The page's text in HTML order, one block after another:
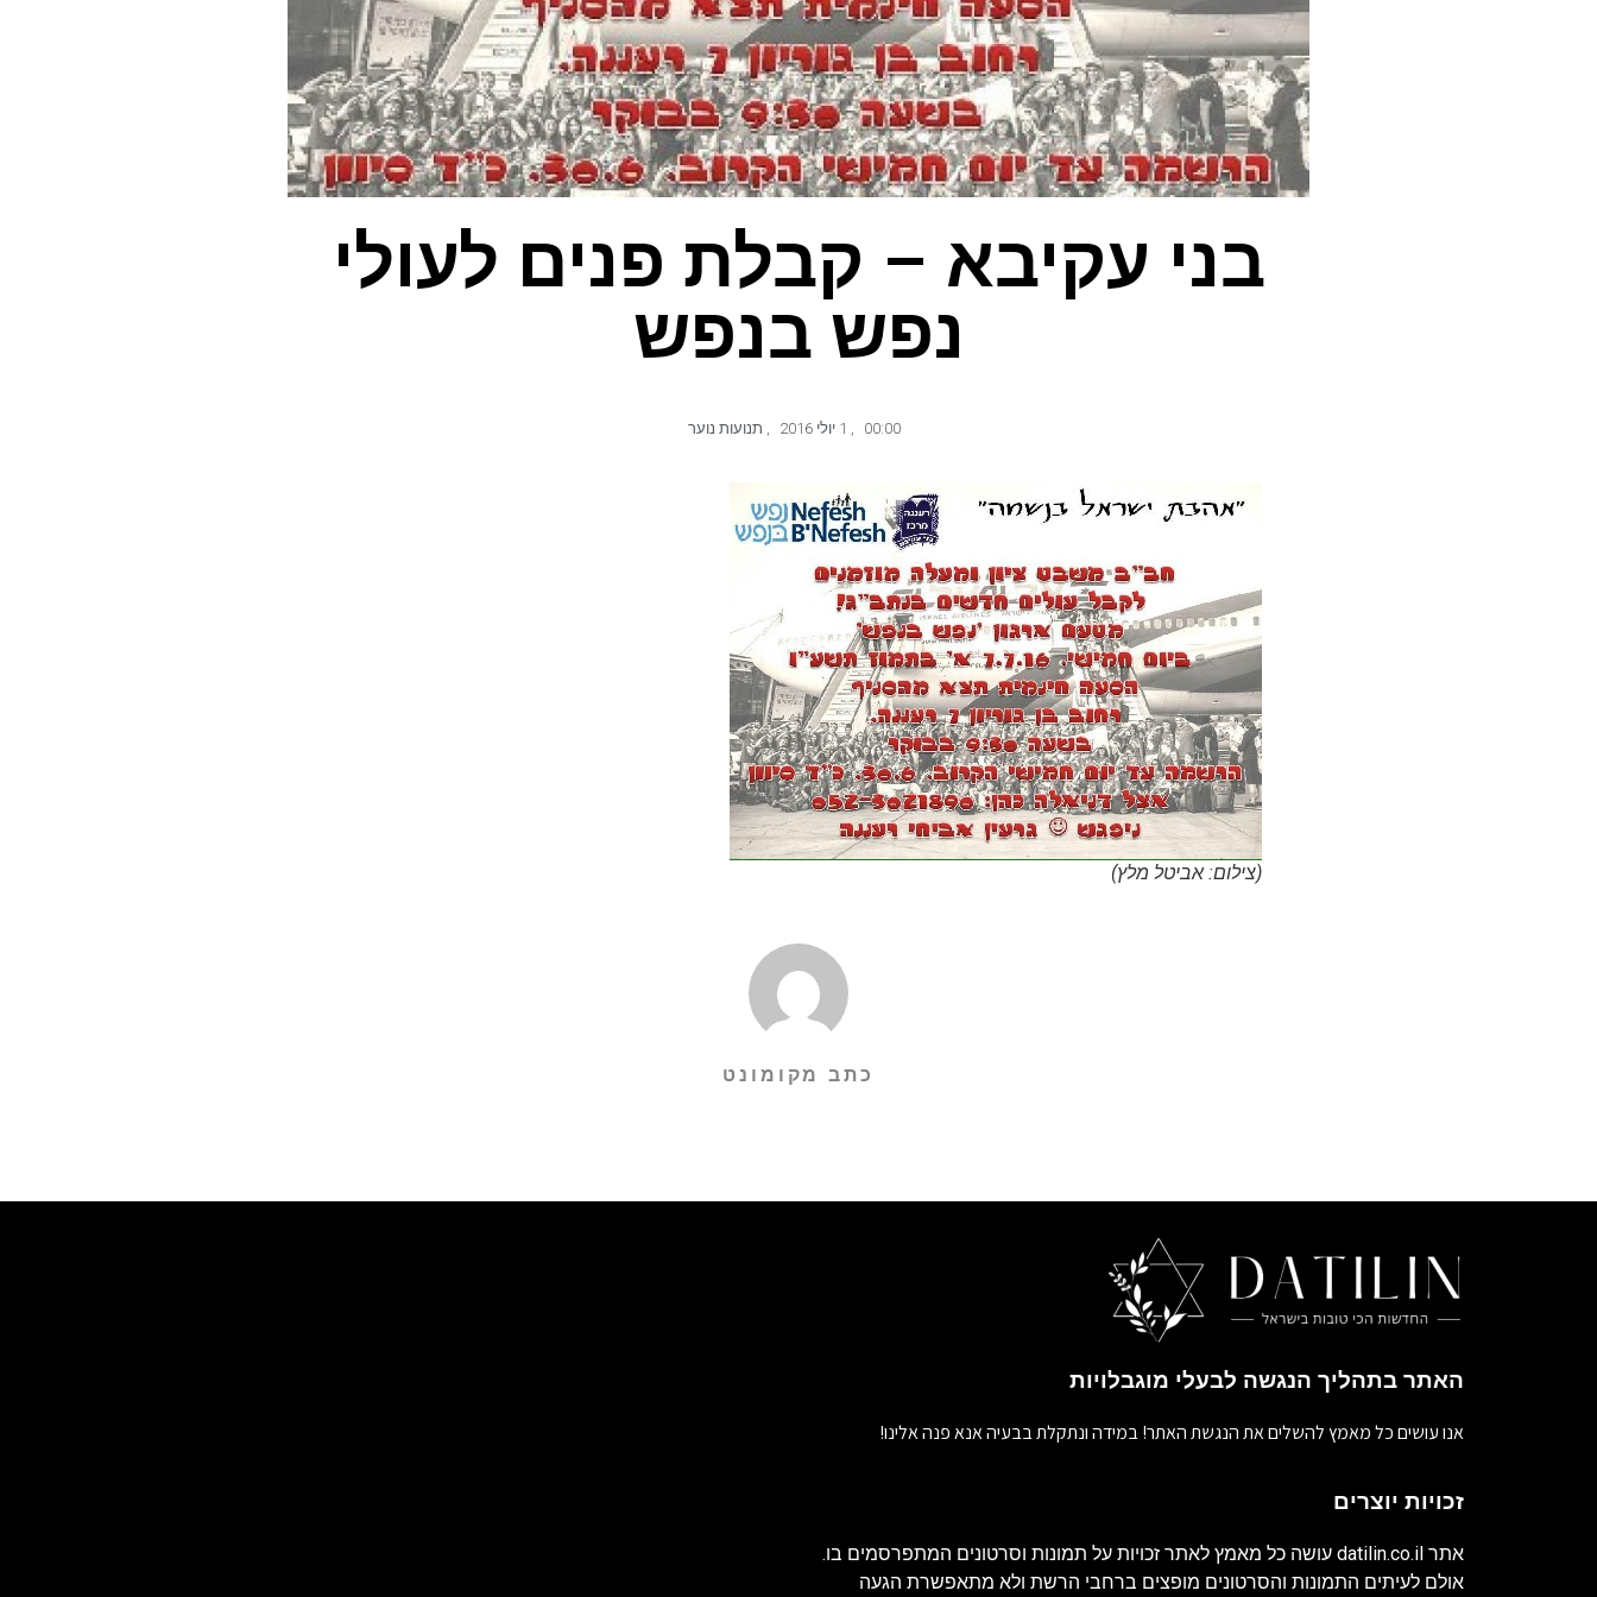
בני עקיבא – קבלת פנים לעולי
נפש בנפש
00:00
,
, תנועות נוער
(צילום: אביטל מלץ)
כתב מקומונט
האתר בתהליך הנגשה לבעלי מוגבלויות
אנו עושים כל מאמץ להשלים את הנגשת האתר! במידה ונתקלת בבעיה אנא פנה אלינו!
זכויות יוצרים
אתר datilin.co.il עושה כל מאמץ לאתר זכויות על תמונות וסרטונים המתפרסמים בו.
אולם לעיתים התמונות והסרטונים מופצים ברחבי הרשת ולא מתאפשרת הגעה